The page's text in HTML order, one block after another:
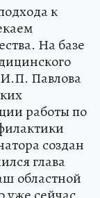
к
На базе
Павлова
работы по
создан
глава
областной